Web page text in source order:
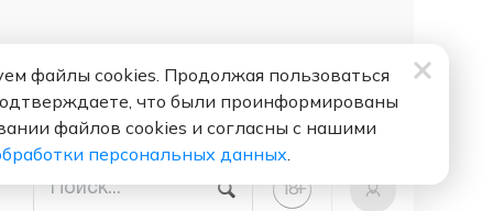
18+
файлы cookies. Продолжая пользоваться
что были проинформированы
файлов cookies и согласны с нашими
персональных данных.